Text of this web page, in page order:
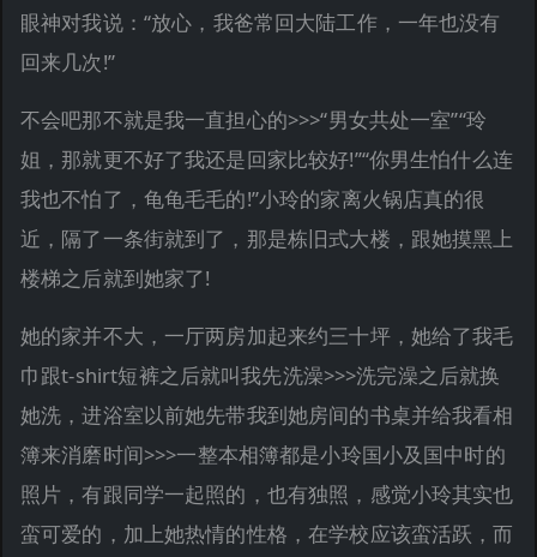
眼神对我说：“放心，我爸常回大陆工作，一年也没有
回来几次!”
不会吧那不就是我一直担心的>>>“男女共处一室”“玲
姐，那就更不好了我还是回家比较好!”“你男生怕什么连
我也不怕了，龟龟毛毛的!”小玲的家离火锅店真的很
近，隔了一条街就到了，那是栋旧式大楼，跟她摸黑上
楼梯之后就到她家了!
她的家并不大，一厅两房加起来约三十坪，她给了我毛
巾跟t-shirt短裤之后就叫我先洗澡>>>洗完澡之后就换
她洗，进浴室以前她先带我到她房间的书桌并给我看相
簿来消磨时间>>>一整本相簿都是小玲国小及国中时的
照片，有跟同学一起照的，也有独照，感觉小玲其实也
蛮可爱的，加上她热情的性格，在学校应该蛮活跃，而